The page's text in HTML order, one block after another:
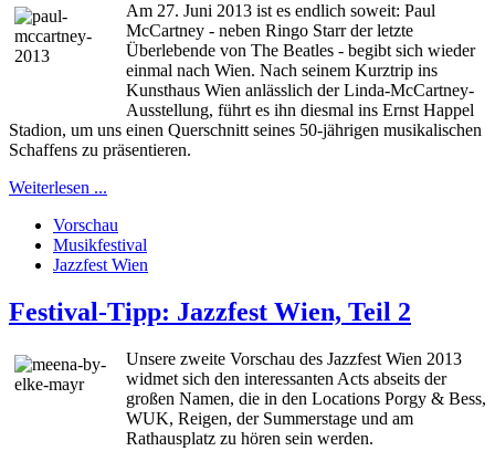
Am 27. Juni 2013 ist es endlich soweit: Paul
McCartney - neben Ringo Starr der letzte
Überlebende von The Beatles - begibt sich wieder
einmal nach Wien. Nach seinem Kurztrip ins
Kunsthaus Wien anlässlich der Linda-McCartney-
Ausstellung, führt es ihn diesmal ins Ernst Happel
Stadion, um uns einen Querschnitt seines 50-jährigen musikalischen
Schaffens zu präsentieren.
Weiterlesen ...
Vorschau
Musikfestival
Jazzfest Wien
Festival-Tipp: Jazzfest Wien, Teil 2
Unsere zweite Vorschau des Jazzfest Wien 2013
widmet sich den interessanten Acts abseits der
großen Namen, die in den Locations Porgy & Bess,
WUK, Reigen, der Summerstage und am
Rathausplatz zu hören sein werden.